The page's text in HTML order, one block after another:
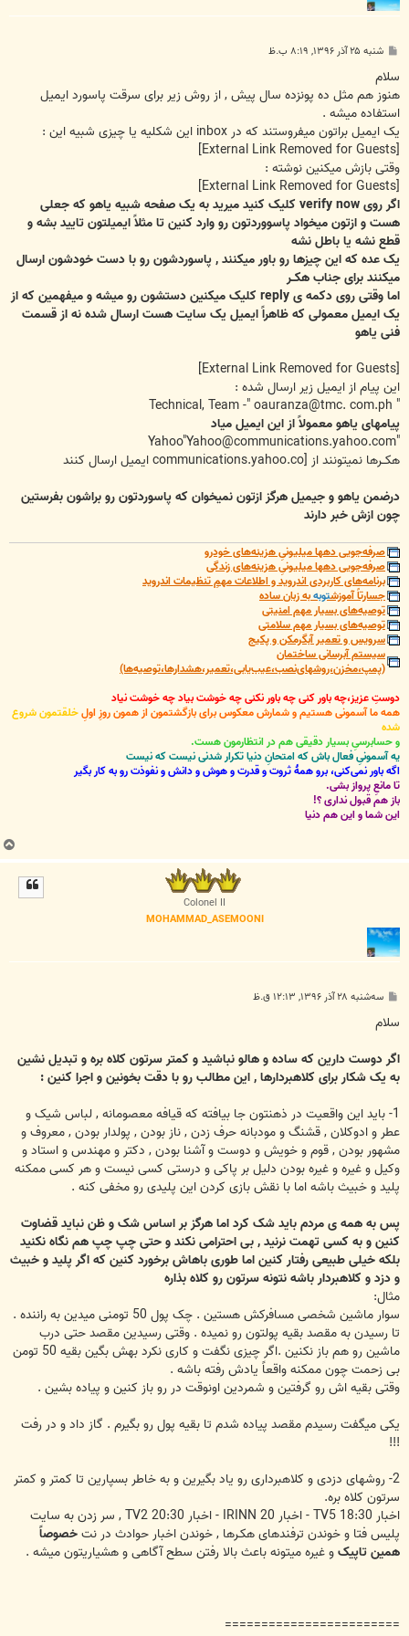
پ
ت
شنبه ۲۵ آذر ۱۳۹۶, ۸:۱۹ ب.ظ
سلام
هنوز هم مثل ده پونزده سال پیش , از روش زیر برای سرقت پاسورد ایمیل
استفاده میشه .
یک ایمیل براتون میفروستند که در inbox این شکلیه یا چیزی شبیه این :
وقتی بازش میکنین نوشته :
اگر روی verify now کلیک کنید میرید به یک صفحه شبیه یاهو که جعلی
هست و ازتون میخواد پاسووردتون رو وارد کنین تا مثلاً ایمیلتون تایید بشه و
قطع نشه یا باطل نشه
یک عده که این چیزها رو باور میکنند , پاسوردشون رو با دست خودشون ارسال
میکنند برای جناب هکــر
اما وقتی روی دکمه ی reply کلیک میکنین دستشون رو میشه و میفهمین که از
یک ایمیل معمولی که ظاهراً ایمیل یک سایت هست ارسال شده نه از قسمت
فنی یاهو
این پیام از ایمیل زیر ارسال شده :
" Technical, Team -" oauranza@tmc. com.ph
پیامهای یاهو معمولاً از این ایمیل میاد
هکــرها نمیتونند از [communications.yahoo.co ایمیل ارسال کنند
درضمن یاهو و جیمیل هرگز ازتون نمیخوان که پاسوردتون رو براشون بفرستین
چون ازش خبر دارند
صرفه‌جویی دهها میلیونیِ هزینه‌های خودرو
صرفه‌جویی دهها میلیونیِ هزینه‌های زندگی
برنامه‌های کاربردی اندروید و اطلاعات مهمِ تنظیمات اندروید
جسارتاً آموزشتوبهبه زبان ساده
توصیه‌های بسیار مهم امنیتی
توصیه‌های بسیار مهم سلامتی
سرویس و تعمیر آبگرمکن و پکیج
سیستم آبرسانی ساختمان
(پمپ،مخزن،روشهای‌نصب،عیب‌یابی،تعمیر،هشدارها،توصیه‌ها)
دوستِ عزیز،چه باور کنی چه باور نکنی چه خوشت بیاد چه خوشت نیاد
همه ما آسمونی هستیم و شمارش معکوس برای بازگشتمون از همون روزِ اولِخلقتمون شروع
شده
و حسابرسیِ بسیار دقیقی هم در انتظارمون هست.
یه آسمونیِ فعال باش که امتحانِ دنیا تکرار شدنی نیست که نیست
اگه باور نمی‌کنی، برو همۀ ثروت و قدرت و هوش و دانش و نفوذت رو به کار بگیر
تا مانعِ پرواز بشی.
باز هم قبول نداری ؟!
این شما و این هم دنیا
ب
ا
Colonel II
MOHAMMAD_ASEMOONI
پ
ت
سه‌شنبه ۲۸ آذر ۱۳۹۶, ۱۲:۱۳ ق.ظ
سلام
اگر دوست دارین که ساده و هالو نباشید و کمتر سرتون کلاه بره و تبدیل نشین
به یک شکار برای کلاهبردارها , این مطالب رو با دقت بخونین و اجرا کنین :
1- باید این واقعیت در ذهنتون جا بیافته که قیافه معصومانه , لباس شیک و
عطر و ادوکلان , قشنگ و مودبانه حرف زدن , ناز بودن , پولدار بودن , معروف و
مشهور بودن , قوم و خویش و دوست و آشنا بودن , دکتر و مهندس و استاد و
وکیل و غیره و غیره بودن دلیل بر پاکی و درستی کسی نیست و هر کسی ممکنه
پلید و خبیث باشه اما با نقش بازی کردن این پلیدی رو مخفی کنه .
پس به همه ی مردم باید شک کرد اما هرگز بر اساس شک و ظن نباید قضاوت
کنین و به کسی تهمت نرنید , بی احترامی نکند و حتی چپ چپ هم نگاه نکنید
بلکه خیلی طبیعی رفتار کنین اما طوری باهاش برخورد کنین که اگر پلید و خبیث
و دزد و کلاهبردار باشه نتونه سرتون رو کلاه بذاره
مثال:
سوار ماشین شخصی مسافرکش هستین . چک پول 50 تومنی میدین به راننده .
تا رسیدن به مقصد بقیه پولتون رو نمیده . وقتی رسیدین مقصد حتی درب
ماشین رو هم باز نکنین .اگر چیزی نگفت و کاری نکرد بهش بگین بقیه 50 تومن
بی زحمت چون ممکنه واقعاً یادش رفته باشه .
وقتی بقیه اش رو گرفتین و شمردین اونوقت در رو باز کنین و پیاده بشین .
یکی میگفت رسیدم مقصد پیاده شدم تا بقیه پول رو بگیرم . گاز داد و در رفت
!!!
2- روشهای دزدی و کلاهبرداری رو یاد بگیرین و به خاطر بسپارین تا کمتر و کمتر
سرتون کلاه بره.
اخبار 18:30 TV5 - اخبار 20 IRINN - اخبار 20:30 TV2 , سر زدن به سایت
پلیس فتا و خوندن ترفندهای هکـرها , خوندن اخبار حوادث در نتخصوصاً
همین تاپیکو غیره میتونه باعث بالا رفتن سطح آگاهی و هشیاریتون میشه .
========================